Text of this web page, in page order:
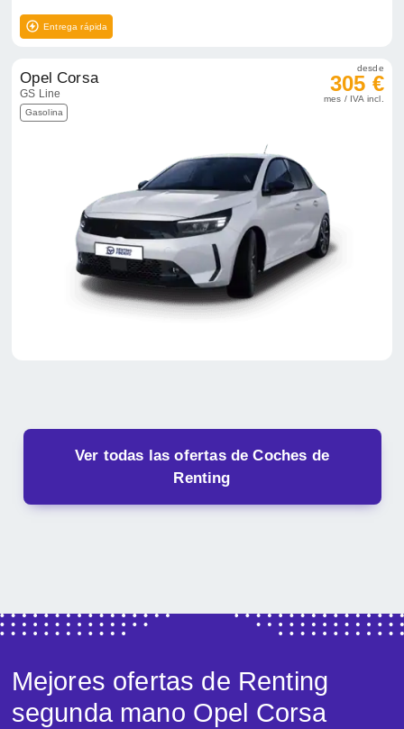
Entrega rápida
Opel Corsa
GS Line
Gasolina
desde
305 €
mes / IVA incl.
Ver todas las ofertas de Coches de
Renting
Mejores ofertas de Renting
segunda mano Opel Corsa